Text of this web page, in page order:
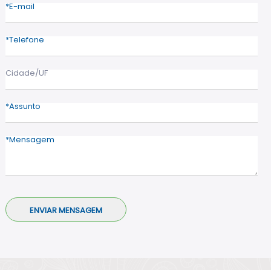
E-mail
Telefone
Cidade/UF
Assunto
Mensagem